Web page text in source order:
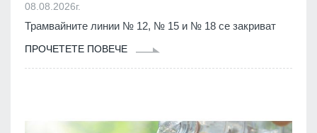
08.08.2026г.
Трамвайните линии № 12, № 15 и № 18 се закриват
ПРОЧЕТЕТЕ ПОВЕЧЕ